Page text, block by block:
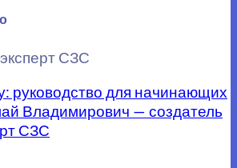
СЗС
руководство для начинающих
Владимирович — создатель
СЗС